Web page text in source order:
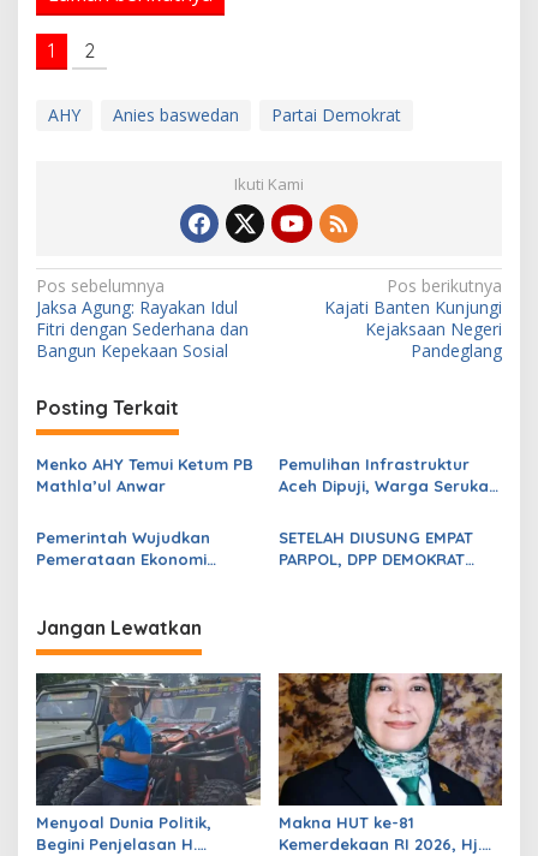
1 2
AHY Anies baswedan Partai Demokrat
Ikuti Kami
N
a
v
i
g
a
s
i
p
s
Pos sebelumnya
Jaksa Agung: Rayakan Idul
Fitri dengan Sederhana dan
Bangun Kepekaan Sosial
Pos berikutnya
Kajati Banten Kunjungi
Kejaksaan Negeri
Pandeglang
Posting Terkait
Menko AHY Temui Ketum PB
Mathla’ul Anwar
Pemulihan Infrastruktur
Aceh Dipuji, Warga Serukan
GAM
Pemerintah Wujudkan
Pemerataan Ekonomi
SETELAH DIUSUNG EMPAT
PARPOL, DPP DEMOKRAT
Jangan Lewatkan
Menyoal Dunia Politik,
Begini Penjelasan H.
Makna HUT ke-81
Kemerdekaan RI 2026, Hj.